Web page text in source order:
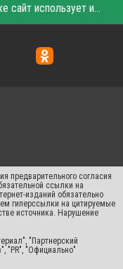
Этот сайт использует «cookies». Также сайт использует интернет-сервис для сбора технических данных касательно посетителей с целью получения маркетинговой и статистической информации. Условия обработки данных посетителей сайта см.
предварительного согласия
ссылки на
изданий обязательно
гиперссылки на цитируемые
источника. Нарушение
"Партнерский
"PR", "Официально"